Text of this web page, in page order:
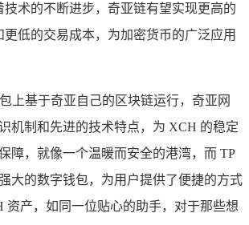
技术的不断进步，奇亚链有望实现更高的
更低的交易成本，为加密货币的广泛应用
上基于奇亚自己的区块链运行，奇亚网
机制和先进的技术特点，为 XCH 的稳定
障，就像一个温暖而安全的港湾，而 TP
大的数字钱包，为用户提供了便捷的方式
资产，如同一位贴心的助手，对于那些想